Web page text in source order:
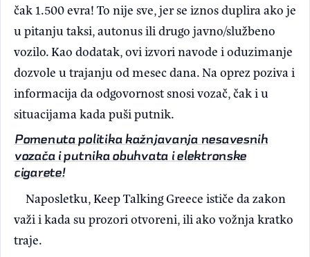
čak 1.500 evra! To nije sve, jer se iznos duplira ako je
u pitanju taksi, autonus ili drugo javno/službeno
vozilo. Kao dodatak, ovi izvori navode i oduzimanje
dozvole u trajanju od mesec dana. Na oprez poziva i
informacija da odgovornost snosi vozač, čak i u
situacijama kada puši putnik.
Pomenuta politika kažnjavanja nesavesnih
vozača i putnika obuhvata i elektronske
cigarete!
Naposletku, Keep Talking Greece ističe da zakon
važi i kada su prozori otvoreni, ili ako vožnja kratko
traje.